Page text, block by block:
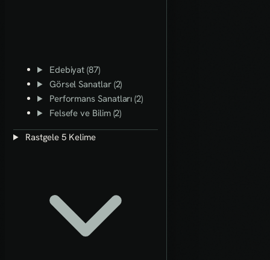
Edebiyat (87)
Görsel Sanatlar (2)
Performans Sanatları (2)
Felsefe ve Bilim (2)
Rastgele 5 Kelime